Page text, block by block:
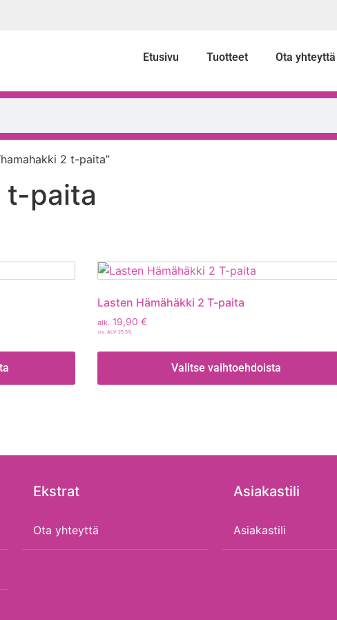
Etusivu Tuotteet Ota yhteyttä
2 t-paita”
t-paita
Lasten Hämähäkki 2 T-paita
alk. 19,90 €
sis. ALV 25,5%
Valitse vaihtoehdoista
Ekstrat
Ota yhteyttä
Asiakastili
Asiakastili